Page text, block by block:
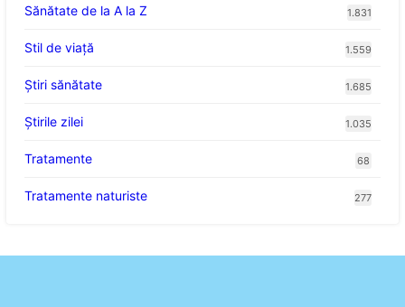
Sănătate de la A la Z 1.831
Stil de viaţă 1.559
Ştiri sănătate 1.685
Știrile zilei 1.035
Tratamente 68
Tratamente naturiste 277